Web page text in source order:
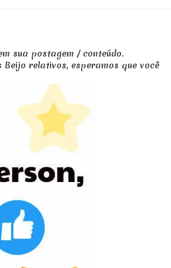
sua postagem / conteúdo.
relativos, esperamos que você